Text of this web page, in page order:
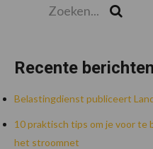
Recente berichten
Belastingdienst publiceert
10 praktisch tips om je voor te
het stroomnet